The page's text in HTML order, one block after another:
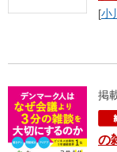
[小
掲
の